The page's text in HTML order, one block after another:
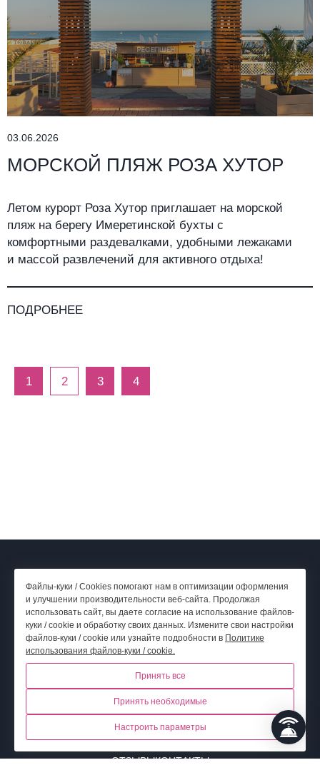
03.06.2026
МОРСКОЙ ПЛЯЖ РОЗА ХУТОР
Летом курорт Роза Хутор приглашает на морской
пляж на берегу Имеретинской бухты с
комфортными раздевалками, удобными лежаками
и массой развлечений для активного отдыха!
ПОДРОБНЕЕ
1 2 3 4
© 2026. Отель Эрбелия от Васта, Роза Хутор,г. Сочи
Официальный сайт
Политика обработки персональных данных
Правовая информация
НОМЕРАБРОНИРОВАНИЕАКТИВНОСТИ НА КУРОРТЕ
ДОСТОПРИМЕЧАТЕЛЬНОСТИАКЦИИУСЛУГИ
КОНФЕРЕНЦ-ЗАЛЫРЕСТОРАНФОТОГАЛЕРЕЯНОВОСТИ
ОТЗЫВЫКОНТАКТЫ
Файлы-куки / Cookies помогают нам в оптимизации оформления
и улучшении производительности веб-сайта. Продолжая
использовать сайт, вы даете согласие на использование файлов-
куки / cookie и обработку своих данных. Измените свои настройки
файлов-куки / cookie или узнайте подробности в Политике
использования файлов-куки / cookie.
Принять все
Принять необходимые
Настроить параметры